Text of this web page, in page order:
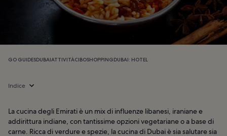
GO GUIDESDUBAIATTIVITÀCIBOSHOPPINGDUBAI: HOTEL
Indice
La cucina degli Emirati è un mix di influenze libanesi, iraniane e
addirittura indiane, con tantissime opzioni vegetariane o a base di
carne. Ricca di verdure e spezie, la cucina di Dubai è sia salutare sia